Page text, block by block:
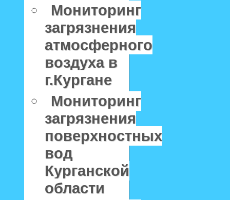
Мониторинг
загрязнения
атмосферного
воздуха в
г.Кургане
Мониторинг
загрязнения
поверхностных
вод
Курганской
области